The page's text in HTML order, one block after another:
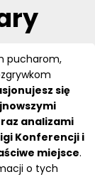
pucharom,
się
analizami
Konferencji i
miejsce.
o tych